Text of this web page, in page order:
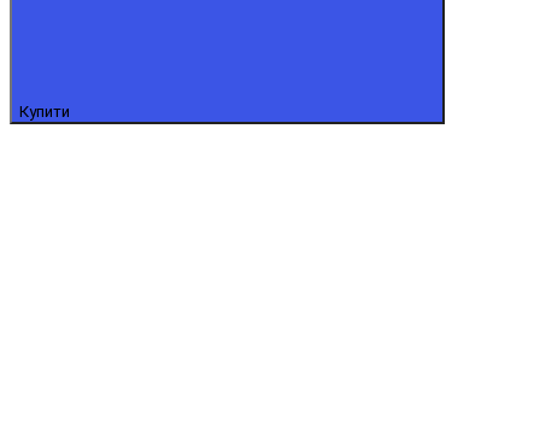
Купити